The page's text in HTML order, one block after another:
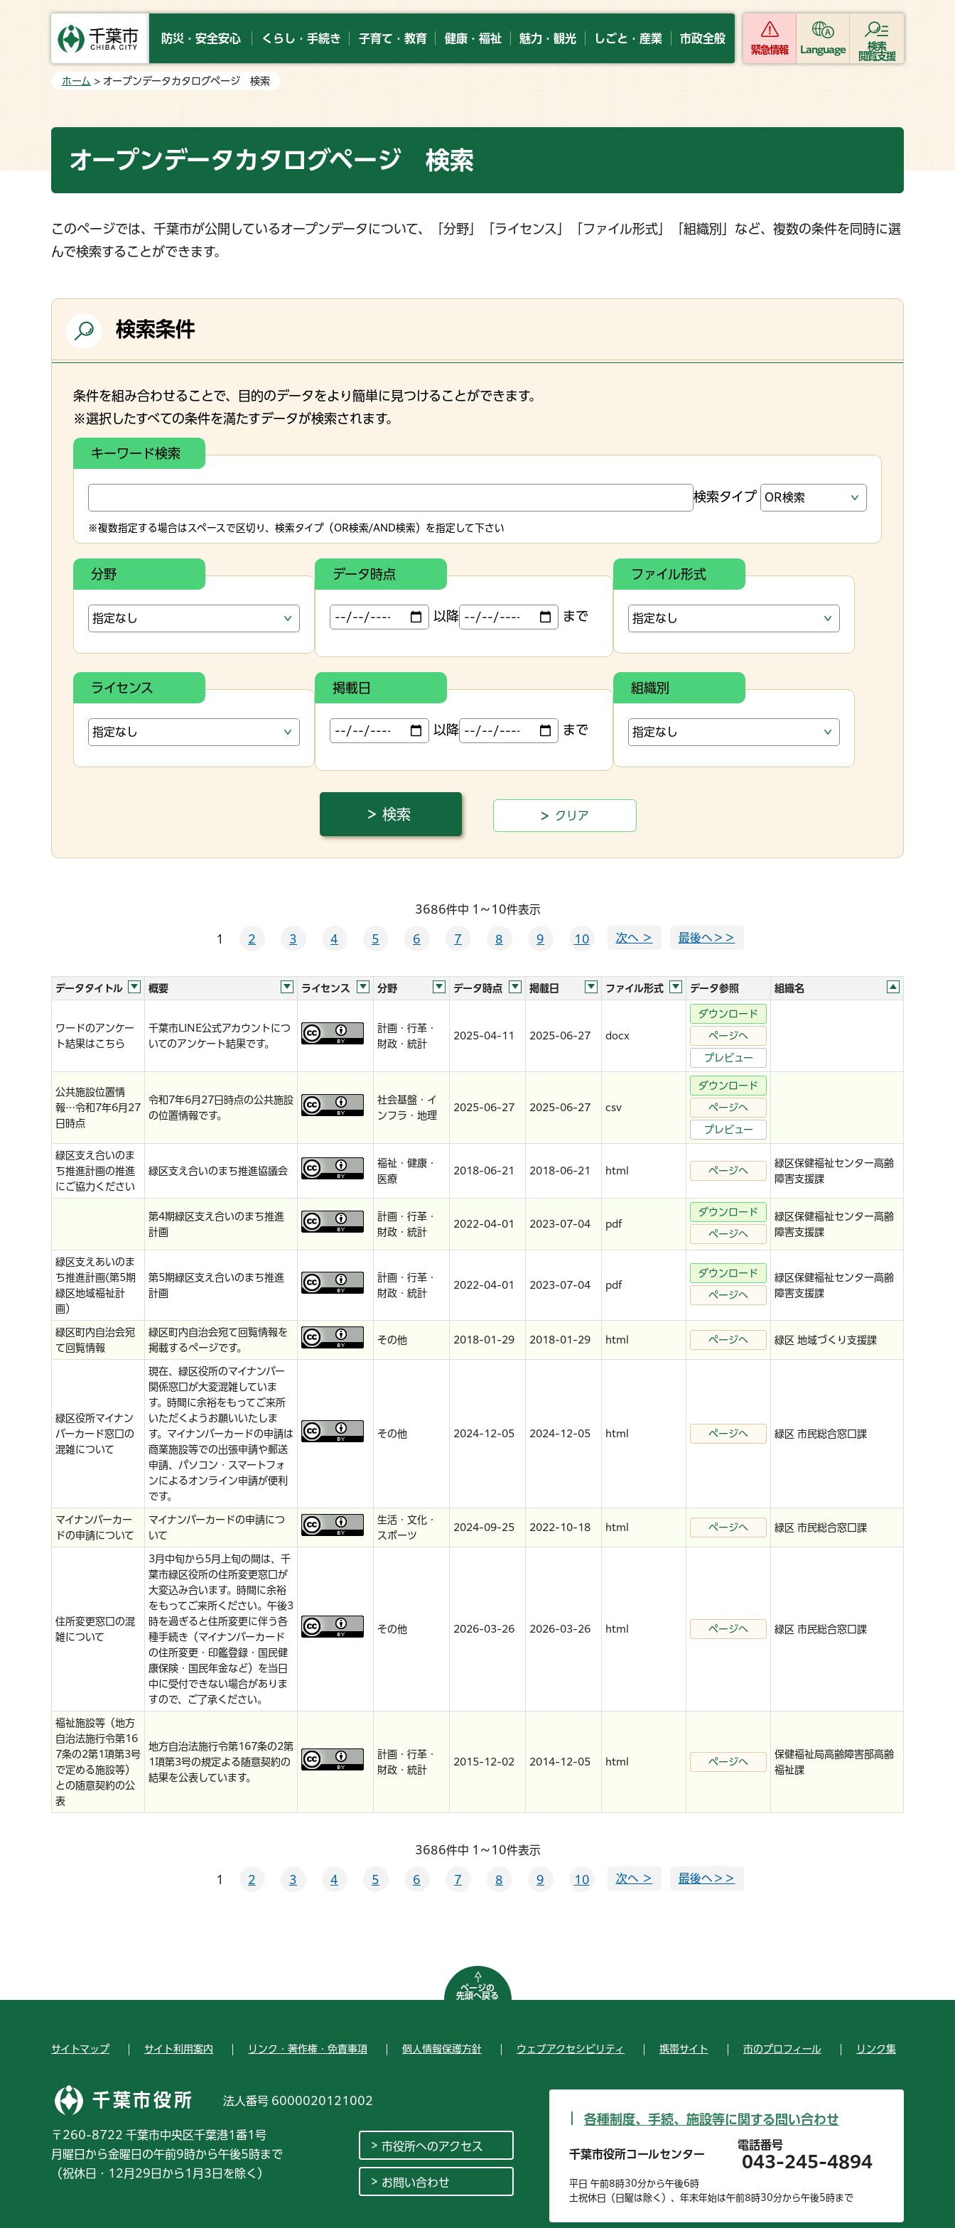
防災・安全安心 くらし・手続き 子育て・教育 健康・福祉 魅力・観光 しごと・産業 市政全般
緊急情報 Language
検索
閲覧支援
ホーム > オープンデータカタログページ 検索
オープンデータカタログページ 検索
このページでは、千葉市が公開しているオープンデータについて、「分野」「ライセンス」「ファイル形式」「組織別」など、複数の条件を同時に選
んで検索することができます。
検索条件
条件を組み合わせることで、目的のデータをより簡単に見つけることができます。
※選択したすべての条件を満たすデータが検索されます。
キーワード検索
検索タイプ
※複数指定する場合はスペースで区切り、検索タイプ（OR検索/AND検索）を指定して下さい
分野 データ時点
以降 まで
ファイル形式
ライセンス 掲載日
以降 まで
組織別
3686件中 1～10件表示
1 2 3 4 5 6 7 8 9 10 次へ ＞ 最後へ＞＞
データタイトル 概要 ライセンス 分野 データ時点 掲載日 ファイル形式 データ参照 組織名
ワードのアンケー
ト結果はこちら
千葉市LINE公式アカウントにつ
いてのアンケート結果です。
計画・行革・
財政・統計
2025-04-11 2025-06-27 docx
ダウンロード
ページへ
プレビュー
公共施設位置情
報…令和7年6月27
日時点
令和7年6月27日時点の公共施設
の位置情報です。
社会基盤・イ
ンフラ・地理
2025-06-27 2025-06-27 csv
ダウンロード
ページへ
プレビュー
緑区支え合いのま
ち推進計画の推進
にご協力ください
緑区支え合いのまち推進協議会
福祉・健康・
医療
2018-06-21 2018-06-21 html ページへ
緑区保健福祉センター高齢
障害支援課
第4期緑区支え合いのまち推進
計画
計画・行革・
財政・統計
2022-04-01 2023-07-04 pdf
ダウンロード
ページへ
緑区保健福祉センター高齢
障害支援課
緑区支えあいのま
ち推進計画(第5期
緑区地域福祉計
画）
第5期緑区支え合いのまち推進
計画
計画・行革・
財政・統計
2022-04-01 2023-07-04 pdf
ダウンロード
ページへ
緑区保健福祉センター高齢
障害支援課
緑区町内自治会宛
て回覧情報
緑区町内自治会宛て回覧情報を
掲載するページです。
その他 2018-01-29 2018-01-29 html ページへ 緑区 地域づくり支援課
緑区役所マイナン
バーカード窓口の
混雑について
現在、緑区役所のマイナンバー
関係窓口が大変混雑していま
す。時間に余裕をもってご来所
いただくようお願いいたしま
す。マイナンバーカードの申請は
商業施設等での出張申請や郵送
申請、パソコン・スマートフォ
ンによるオンライン申請が便利
です。
その他 2024-12-05 2024-12-05 html ページへ 緑区 市民総合窓口課
マイナンバーカー
ドの申請について
マイナンバーカードの申請につ
いて
生活・文化・
スポーツ
2024-09-25 2022-10-18 html ページへ 緑区 市民総合窓口課
住所変更窓口の混
雑について
3月中旬から5月上旬の間は、千
葉市緑区役所の住所変更窓口が
大変込み合います。時間に余裕
をもってご来所ください。午後3
時を過ぎると住所変更に伴う各
種手続き（マイナンバーカード
の住所変更・印鑑登録・国民健
康保険・国民年金など）を当日
中に受付できない場合がありま
すので、ご了承ください。
その他 2026-03-26 2026-03-26 html ページへ 緑区 市民総合窓口課
福祉施設等（地方
自治法施行令第16
7条の2第1項第3号
で定める施設等）
との随意契約の公
表
地方自治法施行令第167条の2第
1項第3号の規定よる随意契約の
結果を公表しています。
計画・行革・
財政・統計
2015-12-02 2014-12-05 html ページへ
保健福祉局高齢障害部高齢
福祉課
3686件中 1～10件表示
1 2 3 4 5 6 7 8 9 10 次へ ＞ 最後へ＞＞
ページの
先頭へ戻る
サイトマップ サイト利用案内 リンク・著作権・免責事項 個人情報保護方針 ウェブアクセシビリティ 携帯サイト 市のプロフィール リンク集
千葉市役所 法人番号 6000020121002
〒260-8722 千葉市中央区千葉港1番1号
月曜日から金曜日の午前9時から午後5時まで
（祝休日・12月29日から1月3日を除く）
市役所へのアクセス
お問い合わせ
各種制度、手続、施設等に関する問い合わせ
千葉市役所コールセンター
電話番号
043-245-4894
平日 午前8時30分から午後6時
土祝休日（日曜は除く）、年末年始は午前8時30分から午後5時まで